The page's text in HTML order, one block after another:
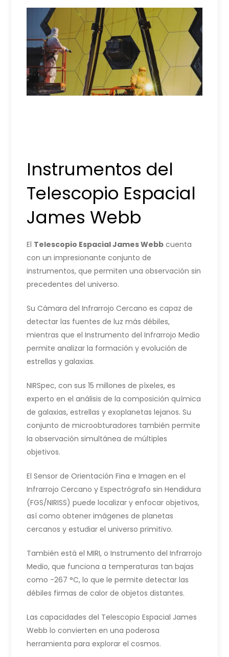
Instrumentos del
Telescopio Espacial
James Webb
El Telescopio Espacial James Webb cuenta
con un impresionante conjunto de
instrumentos, que permiten una observación sin
precedentes del universo.
Su Cámara del Infrarrojo Cercano es capaz de
detectar las fuentes de luz más débiles,
mientras que el Instrumento del Infrarrojo Medio
permite analizar la formación y evolución de
estrellas y galaxias.
NIRSpec, con sus 15 millones de píxeles, es
experto en el análisis de la composición química
de galaxias, estrellas y exoplanetas lejanos. Su
conjunto de microobturadores también permite
la observación simultánea de múltiples
objetivos.
El Sensor de Orientación Fina e Imagen en el
Infrarrojo Cercano y Espectrógrafo sin Hendidura
(FGS/NIRISS) puede localizar y enfocar objetivos,
así como obtener imágenes de planetas
cercanos y estudiar el universo primitivo.
También está el MIRI, o Instrumento del Infrarrojo
Medio, que funciona a temperaturas tan bajas
como -267 °C, lo que le permite detectar las
débiles firmas de calor de objetos distantes.
Las capacidades del Telescopio Espacial James
Webb lo convierten en una poderosa
herramienta para explorar el cosmos.